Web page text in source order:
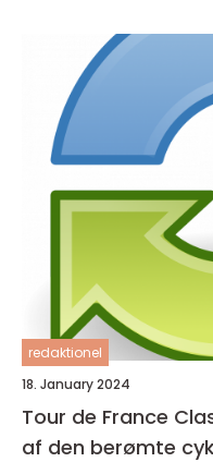
redaktionel
18. January 2024
Tour de France
af den berømte